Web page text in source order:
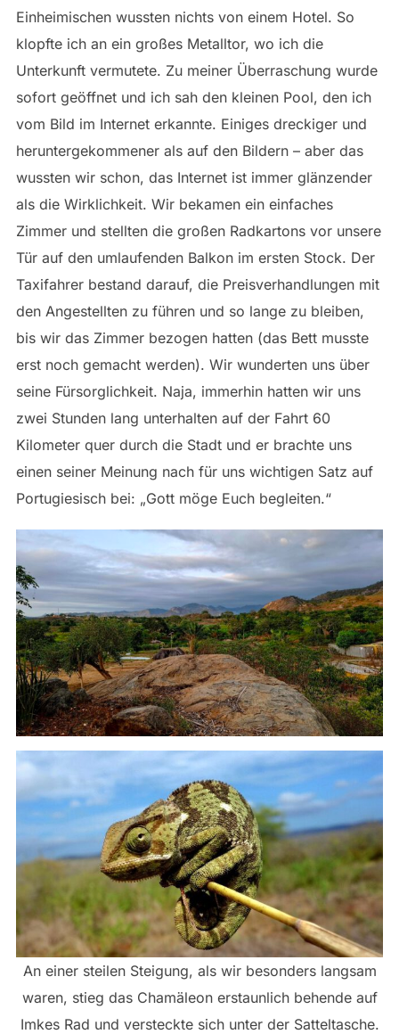
Einheimischen wussten nichts von einem Hotel. So
klopfte ich an ein großes Metalltor, wo ich die
Unterkunft vermutete. Zu meiner Überraschung wurde
sofort geöffnet und ich sah den kleinen Pool, den ich
vom Bild im Internet erkannte. Einiges dreckiger und
heruntergekommener als auf den Bildern – aber das
wussten wir schon, das Internet ist immer glänzender
als die Wirklichkeit. Wir bekamen ein einfaches
Zimmer und stellten die großen Radkartons vor unsere
Tür auf den umlaufenden Balkon im ersten Stock. Der
Taxifahrer bestand darauf, die Preisverhandlungen mit
den Angestellten zu führen und so lange zu bleiben,
bis wir das Zimmer bezogen hatten (das Bett musste
erst noch gemacht werden). Wir wunderten uns über
seine Fürsorglichkeit. Naja, immerhin hatten wir uns
zwei Stunden lang unterhalten auf der Fahrt 60
Kilometer quer durch die Stadt und er brachte uns
einen seiner Meinung nach für uns wichtigen Satz auf
Portugiesisch bei: „Gott möge Euch begleiten.“
An einer steilen Steigung, als wir besonders langsam
waren, stieg das Chamäleon erstaunlich behende auf
Imkes Rad und versteckte sich unter der Satteltasche.